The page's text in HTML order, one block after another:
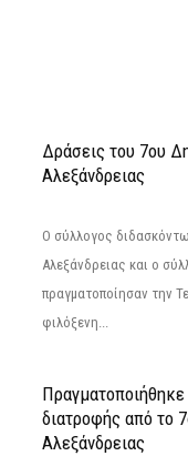
Δράσεις του 7ου
Αλεξάνδρειας
Ο σύλλογος
Αλεξάνδρειας και ο
πραγματοποίησαν την
φιλόξενη...
διατροφής από το
Αλεξάνδρειας